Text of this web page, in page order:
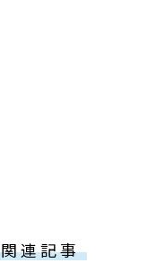
関 連 記 事